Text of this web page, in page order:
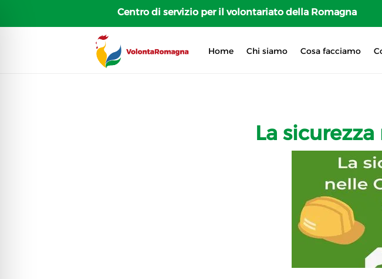
Centro di servizio per il volontariato della Romagna
Home Chi siamo Cosa facciamo
La